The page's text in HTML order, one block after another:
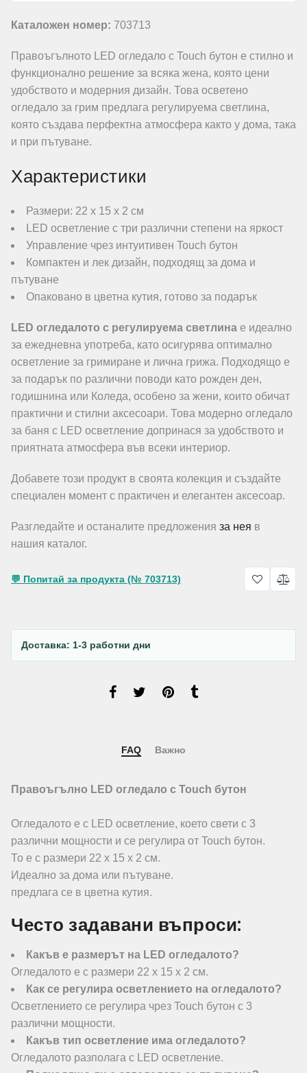
Каталожен номер: 703713
Правоъгълното LED огледало с Touch бутон е стилно и
функционално решение за всяка жена, която цени
удобството и модерния дизайн. Това осветено
огледало за грим предлага регулируема светлина,
която създава перфектна атмосфера както у дома, така
и при пътуване.
Характеристики
Размери: 22 х 15 х 2 см
LED осветление с три различни степени на яркост
Управление чрез интуитивен Touch бутон
Компактен и лек дизайн, подходящ за дома и
пътуване
Опаковано в цветна кутия, готово за подарък
LED огледалото с регулируема светлина е идеално
за ежедневна употреба, като осигурява оптимално
осветление за гримиране и лична грижа. Подходящо е
за подарък по различни поводи като рожден ден,
годишнина или Коледа, особено за жени, които обичат
практични и стилни аксесоари. Това модерно огледало
за баня с LED осветление допринася за удобството и
приятната атмосфера във всеки интериор.
Добавете този продукт в своята колекция и създайте
специален момент с практичен и елегантен аксесоар.
Разгледайте и останалите предложения за нея в
нашия каталог.
💬 Попитай за продукта (№ 703713)
Доставка: 1-3 работни дни
FAQ Важно
Правоъгълно LED огледало с Touch бутон
Огледалото е с LED осветление, което свети с 3
различни мощности и се регулира от Touch бутон.
То е с размери 22 х 15 х 2 см.
Идеално за дома или пътуване.
предлага се в цветна кутия.
Често задавани въпроси:
Какъв е размерът на LED огледалото?
Огледалото е с размери 22 х 15 х 2 см.
Как се регулира осветлението на огледалото?
Осветлението се регулира чрез Touch бутон с 3
различни мощности.
Какъв тип осветление има огледалото?
Огледалото разполага с LED осветление.